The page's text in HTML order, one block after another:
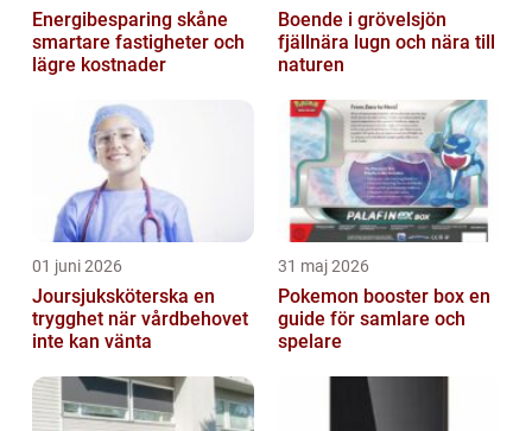
Energibesparing skåne
smartare fastigheter och
lägre kostnader
Boende i grövelsjön
fjällnära lugn och nära till
naturen
01 juni 2026
Joursjuksköterska en
trygghet när vårdbehovet
inte kan vänta
31 maj 2026
Pokemon booster box en
guide för samlare och
spelare